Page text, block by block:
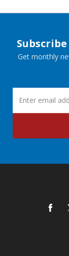
Get monthly